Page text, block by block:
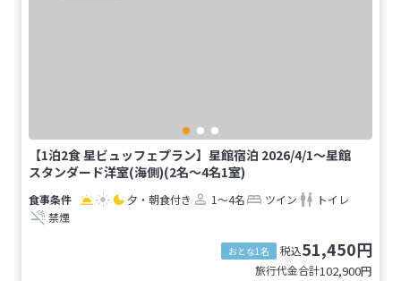
【1泊2食 星ビュッフェプラン】星館宿泊 2026/4/1～星館
スタンダード洋室(海側)(2名～4名1室)
夕・朝食付き 1～4名 ツイン
トイレ
禁煙
おとな1名 税込51,450円
旅行代金合計102,900円